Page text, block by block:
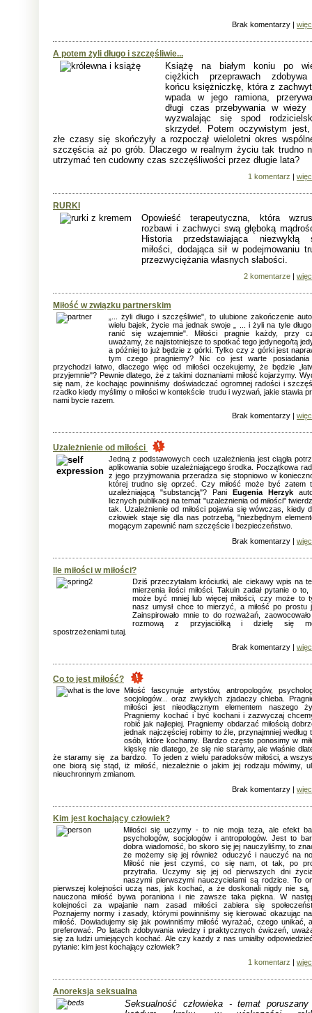
Brak komentarzy |
A potem żyli długo i szczęśliwie...
Książę na białym koniu po
ciężkich przeprawach
końcu księżniczkę, która z
wpada w jego ramiona,
długi czas przebywania w wieży
wyzwalając się spod
skrzydeł. Potem oczywistym
złe czasy się skończyły a rozpoczął wieloletni okres
szczęścia aż po grób. Dlaczego w realnym życiu tak trudno
utrzymać ten cudowny czas szczęśliwości przez długie lata?
1 komentarz |
RURKI
Opowieść terapeutyczna, która
rozbawi i zachwyci swą głęboką
Historia przedstawiająca niezwykłą
miłości, dodająca sił w podejmowaniu
przezwyciężania własnych słabości.
2 komentarze |
Miłość w związku partnerskim
„... żyli długo i szczęśliwie", to ulubione zakończenie
wielu bajek, życie ma jednak swoje „ ... i żyli na tyle
ranić się wzajemnie". Miłości pragnie każdy, przy
uważamy, że najistotniejsze to spotkać tego jedynego/tą
a później to już będzie z górki. Tylko czy z górki jest
tym czego pragniemy? Nic co jest warte posiadania
przychodzi łatwo, dlaczego więc od miłości oczekujemy, że będzie
przyjemnie"? Pewnie dlatego, że z takimi doznaniami miłość kojarzymy.
się nam, że kochając powinniśmy doświadczać ogromnej radości i
rzadko kiedy myślimy o miłości w kontekście trudu i wyzwań, jakie stawia
nami bycie razem.
Brak komentarzy |
Uzależnienie od miłości
Jedną z podstawowych cech uzależnienia jest ciągła
aplikowania sobie uzależniającego środka. Początkowa
z jego przyjmowania przeradza się stopniowo w
której trudno się oprzeć. Czy miłość może być zatem
uzależniającą "substancją"? Pani Eugenia Herzyk
licznych publikacji na temat "uzależnienia od miłości"
tak. Uzależnienie od miłości pojawia się wówczas, kiedy
człowiek staje się dla nas potrzebą, "niezbędnym
mogącym zapewnić nam szczęście i bezpieczeństwo.
Brak komentarzy |
lle miłości w miłości?
Dziś przeczytałam króciutki, ale ciekawy wpis na
mierzenia ilości miłości. Takuin zadał pytanie o to,
może być mniej lub więcej miłości, czy może to
nasz umysł chce to mierzyć, a miłość po prostu
Zainspirowało mnie to do rozważań,
rozmową z przyjaciółką i dzielę się
spostrzeżeniami tutaj.
Brak komentarzy |
Co to jest miłość?
Miłość fascynuje artystów, antropologów,
socjologów... oraz zwykłych zjadaczy chleba.
miłości jest nieodłącznym elementem naszego
Pragniemy kochać i być kochani i zazwyczaj
robić jak najlepiej. Pragniemy obdarzać miłością
jednak najczęściej robimy to źle, przynajmniej według
osób, które kochamy. Bardzo często ponosimy w
klęskę nie dlatego, że się nie staramy, ale właśnie
że staramy się za bardzo. To jeden z wielu paradoksów miłości, a
one biorą się stąd, iż miłość, niezależnie o jakim jej rodzaju mówimy,
nieuchronnym zmianom.
Brak komentarzy |
Kim jest kochający człowiek?
Miłości się uczymy - to nie moja teza, ale efekt
psychologów, socjologów i antropologów. Jest to
dobra wiadomość, bo skoro się jej nauczyliśmy, to
że możemy się jej również oduczyć i nauczyć na
Miłość nie jest czymś, co się nam, ot tak, po
przytrafia. Uczymy się jej od pierwszych dni
naszymi pierwszymi nauczycielami są rodzice. To
pierwszej kolejności uczą nas, jak kochać, a że doskonali nigdy nie
nauczona miłość bywa poraniona i nie zawsze taka piękna. W
kolejności za wpajanie nam zasad miłości zabiera się
Poznajemy normy i zasady, którymi powinniśmy się kierować okazując
miłość. Dowiadujemy się jak powinniśmy miłość wyrażać, czego unikać,
preferować. Po latach zdobywania wiedzy i praktycznych ćwiczeń,
się za ludzi umiejących kochać. Ale czy każdy z nas umiałby
pytanie: kim jest kochający człowiek?
1 komentarz |
Anoreksja seksualna
Seksualność człowieka - temat